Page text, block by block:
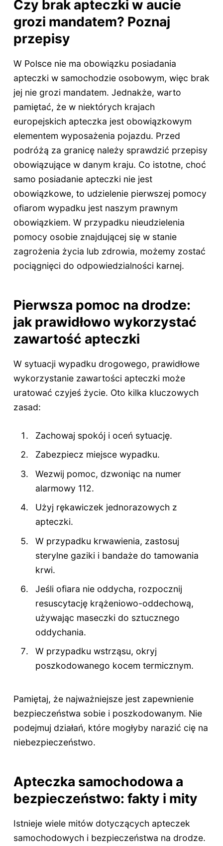
Czy brak apteczki w aucie
grozi mandatem? Poznaj
przepisy
W Polsce nie ma obowiązku posiadania
apteczki w samochodzie osobowym, więc brak
jej nie grozi mandatem. Jednakże, warto
pamiętać, że w niektórych krajach
europejskich apteczka jest obowiązkowym
elementem wyposażenia pojazdu. Przed
podróżą za granicę należy sprawdzić przepisy
obowiązujące w danym kraju. Co istotne, choć
samo posiadanie apteczki nie jest
obowiązkowe, to udzielenie pierwszej pomocy
ofiarom wypadku jest naszym prawnym
obowiązkiem. W przypadku nieudzielenia
pomocy osobie znajdującej się w stanie
zagrożenia życia lub zdrowia, możemy zostać
pociągnięci do odpowiedzialności karnej.
Pierwsza pomoc na drodze:
jak prawidłowo wykorzystać
zawartość apteczki
W sytuacji wypadku drogowego, prawidłowe
wykorzystanie zawartości apteczki może
uratować czyjeś życie. Oto kilka kluczowych
zasad:
Zachowaj spokój i oceń sytuację.
Zabezpiecz miejsce wypadku.
Wezwij pomoc, dzwoniąc na numer
alarmowy 112.
Użyj rękawiczek jednorazowych z
apteczki.
W przypadku krwawienia, zastosuj
sterylne gaziki i bandaże do tamowania
krwi.
Jeśli ofiara nie oddycha, rozpocznij
resuscytację krążeniowo-oddechową,
używając maseczki do sztucznego
oddychania.
W przypadku wstrząsu, okryj
poszkodowanego kocem termicznym.
Pamiętaj, że najważniejsze jest zapewnienie
bezpieczeństwa sobie i poszkodowanym. Nie
podejmuj działań, które mogłyby narazić cię na
niebezpieczeństwo.
Apteczka samochodowa a
bezpieczeństwo: fakty i mity
Istnieje wiele mitów dotyczących apteczek
samochodowych i bezpieczeństwa na drodze.